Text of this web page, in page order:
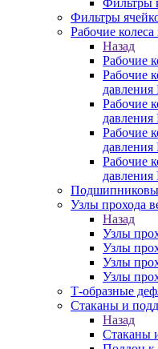
Фильтры
Фильтры
Рабочие
Назад
Рабочие
Рабочие
Рабочие
Рабочие
Рабочие
Узлы прохода
Назад
Узлы
Узлы
Узлы
Узлы
Т-образные
Стаканы и
Назад
Стаканы